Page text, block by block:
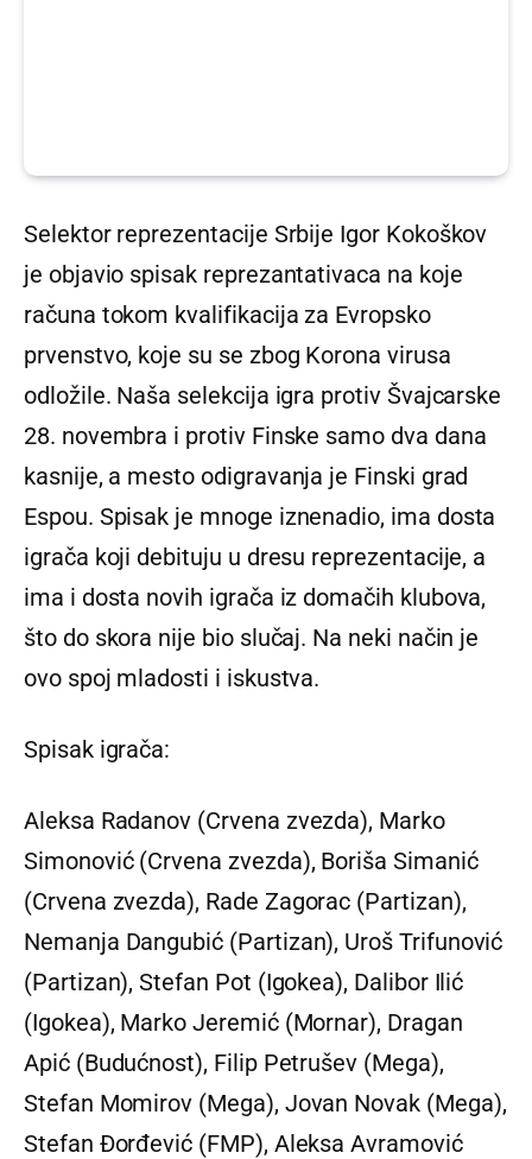
Selektor reprezentacije Srbije Igor Kokoškov
je objavio spisak reprezantativaca na koje
računa tokom kvalifikacija za Evropsko
prvenstvo, koje su se zbog Korona virusa
odložile. Naša selekcija igra protiv Švajcarske
28. novembra i protiv Finske samo dva dana
kasnije, a mesto odigravanja je Finski grad
Espou. Spisak je mnoge iznenadio, ima dosta
igrača koji debituju u dresu reprezentacije, a
ima i dosta novih igrača iz domačih klubova,
što do skora nije bio slučaj. Na neki način je
ovo spoj mladosti i iskustva.
Spisak igrača:
Aleksa Radanov (Crvena zvezda), Marko
Simonović (Crvena zvezda), Boriša Simanić
(Crvena zvezda), Rade Zagorac (Partizan),
Nemanja Dangubić (Partizan), Uroš Trifunović
(Partizan), Stefan Pot (Igokea), Dalibor Ilić
(Igokea), Marko Jeremić (Mornar), Dragan
Apić (Budućnost), Filip Petrušev (Mega),
Stefan Momirov (Mega), Jovan Novak (Mega),
Stefan Đorđević (FMP), Aleksa Avramović